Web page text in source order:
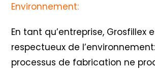
Environnement:
En tant qu’entreprise, Grosfillex
respectueux de
processus de fabrication ne